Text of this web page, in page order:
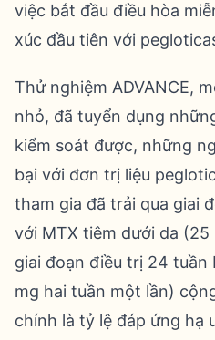
việc bắt đầu điều hòa
xúc đầu tiên với
Thử nghiệm ADVANCE,
nhỏ, đã tuyển dụng
kiểm soát được, những
bại với đơn trị liệu
tham gia đã trải qua giai
với MTX tiêm dưới da
giai đoạn điều trị 24 tuần
mg hai tuần một lần)
chính là tỷ lệ đáp ứng hạ